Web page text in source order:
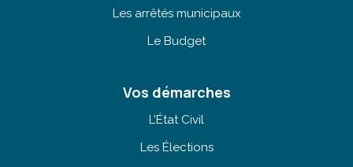
Les arrêtés municipaux
Le Budget
Vos démarches
L’État Civil
Les Élections